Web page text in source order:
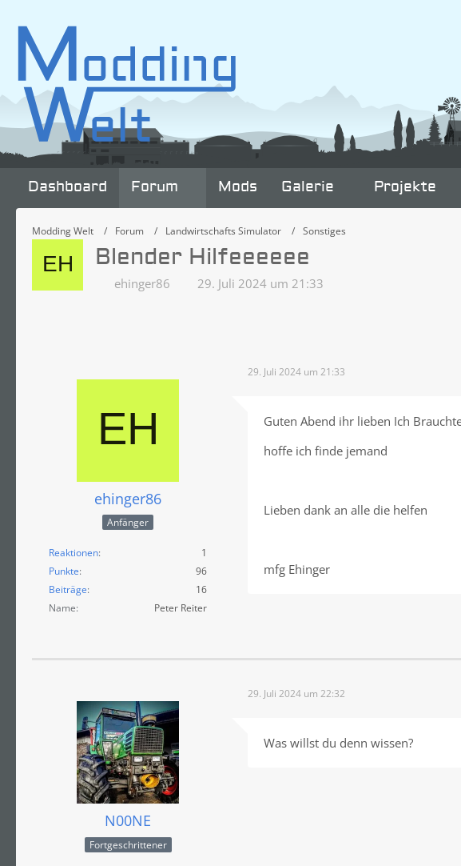
Dashboard Forum Mods Galerie Projekte
Modding Welt Forum Landwirtschafts Simulator Sonstiges
Blender Hilfeeeeee
ehinger86 29. Juli 2024 um 21:33
ehinger86
Anfänger
Reaktionen
1
Punkte
96
Beiträge
16
Name
Peter Reiter
29. Juli 2024 um 21:33
Guten Abend ihr lieben Ich
hoffe ich finde jemand
Lieben dank an alle die helfen
mfg Ehinger
N00NE
Fortgeschrittener
29. Juli 2024 um 22:32
Was willst du denn wissen?